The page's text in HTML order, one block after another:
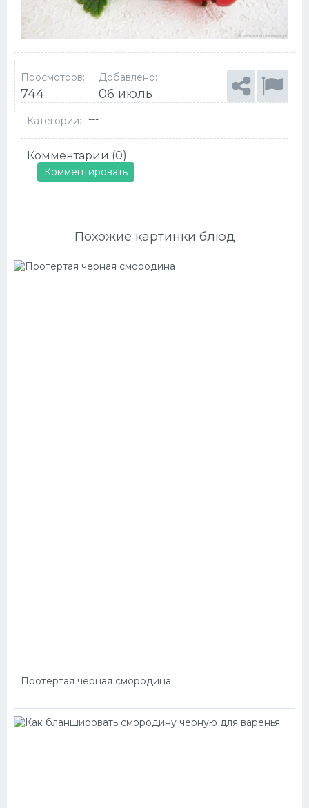
Просмотров:
744
Добавлено:
06 июль
Категории: ---
Комментарии (0)
Комментировать
Похожие картинки блюд
Протертая черная смородина